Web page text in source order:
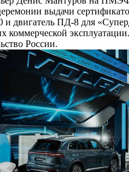
выдачи
и двигатель ПД-8 для
коммерческой
России.